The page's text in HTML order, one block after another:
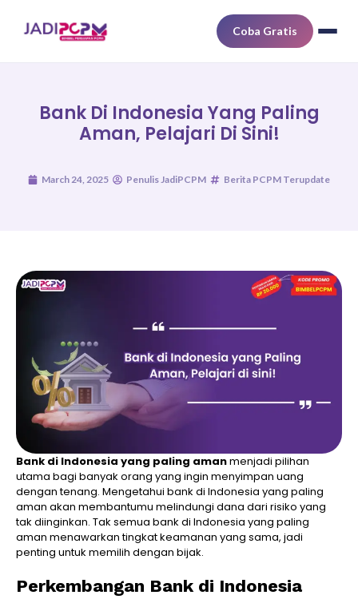
Coba Gratis
Bank Di Indonesia Yang Paling
Aman, Pelajari Di Sini!
March 24, 2025 Penulis JadiPCPM Berita PCPM Terupdate
Bank di Indonesia yang paling amanmenjadi pilihan
utama bagi banyak orang yang ingin menyimpan uang
dengan tenang. Mengetahui bank di Indonesia yang paling
aman akan membantumu melindungi dana dari risiko yang
tak diinginkan. Tak semua bank di Indonesia yang paling
aman menawarkan tingkat keamanan yang sama, jadi
penting untuk memilih dengan bijak.
Perkembangan Bank di Indonesia